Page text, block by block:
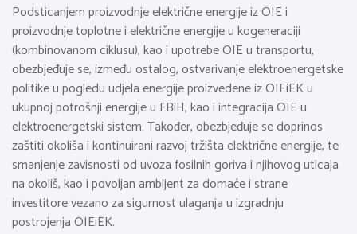
Podsticanjem proizvodnje električne energije iz OIE i
proizvodnje toplotne i električne energije u kogeneraciji
(kombinovanom ciklusu), kao i upotrebe OIE u transportu,
obezbjeđuje se, između ostalog, ostvarivanje elektroenergetske
politike u pogledu udjela energije proizvedene iz OIEiEK u
ukupnoj potrošnji energije u FBiH, kao i integracija OIE u
elektroenergetski sistem. Također, obezbjeđuje se doprinos
zaštiti okoliša i kontinuirani razvoj tržišta električne energije, te
smanjenje zavisnosti od uvoza fosilnih goriva i njihovog uticaja
na okoliš, kao i povoljan ambijent za domaće i strane
investitore vezano za sigurnost ulaganja u izgradnju
postrojenja OIEiEK.